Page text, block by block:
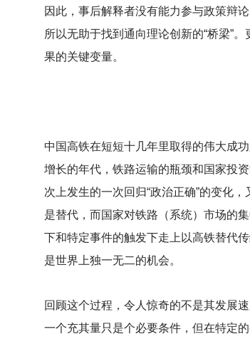
因此，事后解释者没有能力参与政策辩
所以无助于找到通向理论创新的“桥梁”
果的关键变量。
中国高铁在短短十几年里取得的伟大成
增长的年代，铁路运输的瓶颈和国家投
次上发生的一次回归“政治正确”的变化
是替代，而国家对铁路（系统）市场的
下和特定事件的触发下走上以高铁替代
是世界上独一无二的机会。
回顾这个过程，令人惊奇的不是其发展
一个充其量只是个必要条件，但在特定